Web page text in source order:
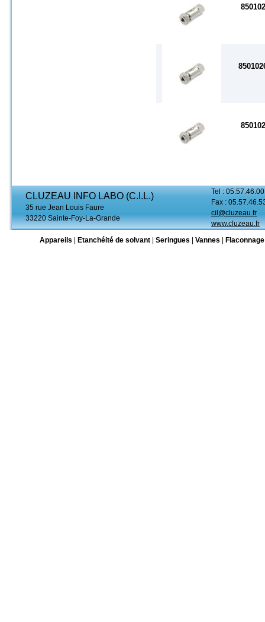
CLUZEAU INFO LABO (C.I.L.)
35 rue Jean Louis Faure
33220 Sainte-Foy-La-Grande
Tel :
Fax :
cil@cluzeau.fr
www.cluzeau.fr
Appareils
Etanchéité de solvant Seringues Vannes Flaconnage